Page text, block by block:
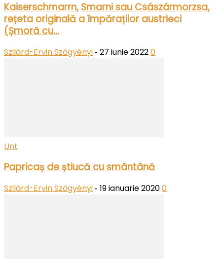
Kaiserschmarrn, Smarni sau Császármorzsa,
rețeta originală a împăraților austrieci
(Șmoră cu...
Szilárd-Ervin Szőgyényi - 27 iunie 20220
Unt
Papricaș de știucă cu smântână
Szilárd-Ervin Szőgyényi - 19 ianuarie 20200